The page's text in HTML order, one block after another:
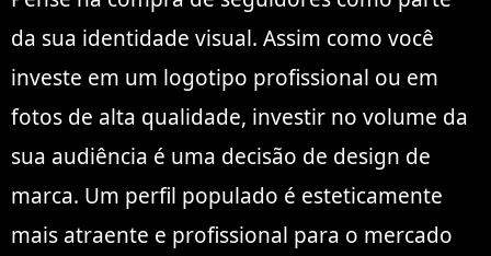
da sua identidade visual. Assim como você
investe em um logotipo profissional ou em
fotos de alta qualidade, investir no volume da
sua audiência é uma decisão de design de
marca. Um perfil populado é esteticamente
mais atraente e profissional para o mercado